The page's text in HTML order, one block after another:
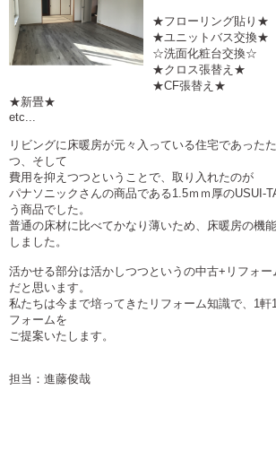
★フローリング貼り★
★ユニットバス交換★
☆洗面化粧台交換☆
★クロス張替え★
★CF張替え★
★新畳★
etc...
リビングに床暖房が元々入っている住宅であった
つ、そして
費用を抑えつつということで、取り入れたのが
パナソニックさんの商品である1.5ｍｍ厚のUSUI-
う商品でした。
普通の床材に比べてかなり薄いため、床暖房の機
しました。
活かせる部分は活かしつつというの中古+リフォー
だと思います。
私たちは今まで培ってきたリフォーム知識で、1軒
フォームを
ご提案いたします。
担当：進藤俊哉